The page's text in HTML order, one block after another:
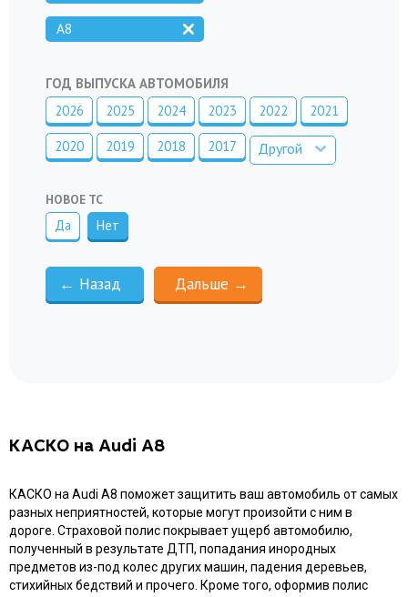
A8
ГОД ВЫПУСКА АВТОМОБИЛЯ
2026
2025 2024 2023 2022 2021
2020 2019 2018 2017 Другой
НОВОЕ ТС
Да Нет
КАСКО на Audi A8
КАСКО на Audi A8 поможет защитить ваш автомобиль от самых
разных неприятностей, которые могут произойти с ним в
дороге. Страховой полис покрывает ущерб автомобилю,
полученный в результате ДТП, попадания инородных
предметов из-под колес других машин, падения деревьев,
стихийных бедствий и прочего. Кроме того, оформив полис